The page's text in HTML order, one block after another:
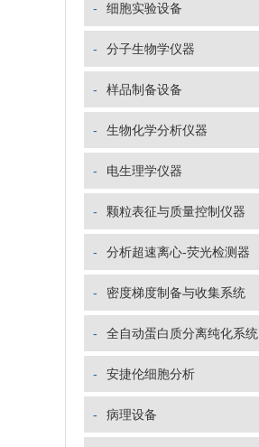
- 细胞实验设备
- 分子生物学仪器
- 样品制备设备
- 生物化学分析仪器
- 电生理学仪器
- 颗粒表征与质量控制仪器
- 分析超速离心-荧光检测器
- 密度梯度制备与收集系统
- 全自动蛋白质分离纯化系统
- 安捷伦细胞分析
- 病理设备